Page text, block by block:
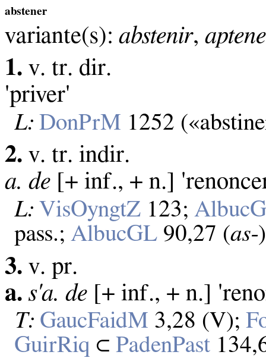
abstener
variante(s): abstenir,
1. v. tr. dir.
'priver'
L: DonPrM 1252
2. v. tr. indir.
a. de [+ inf., + n.]
L: VisOyngtZ 123;
pass.;AlbucGL 90,27 (as‑)
3. v. pr.
a. s'a. de [+ inf., + n.]
T: GaucFaidM 3,28 (V);
GuirRiq ⊂PadenPast